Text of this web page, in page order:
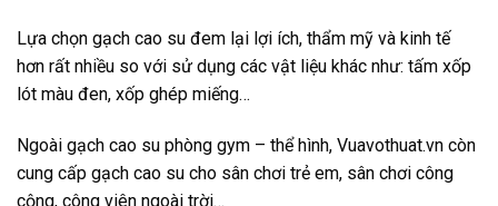
Lựa chọn gạch cao su đem lại lợi ích, thẩm mỹ và kinh tế
hơn rất nhiều so với sử dụng các vật liệu khác như: tấm xốp
lót màu đen, xốp ghép miếng…
Ngoài gạch cao su phòng gym – thể hình, Vuavothuat.vn còn
cung cấp gạch cao su cho sân chơi trẻ em, sân chơi công
cộng, công viên ngoài trời…